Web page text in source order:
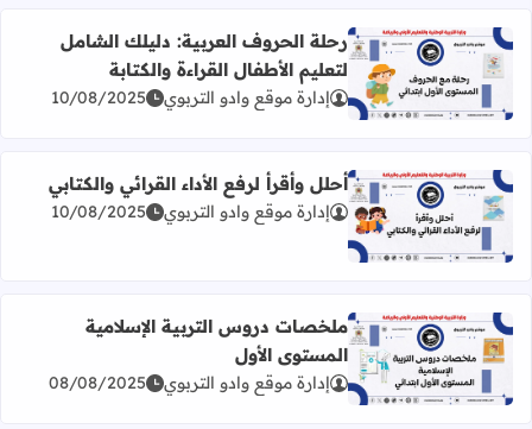
اقرأ المزيد عن رحلة الحروف العربية: دليلك الشامل لتعليم
رحلة الحروف العربية: دليلك الشامل
لتعليم الأطفال القراءة والكتابة
إدارة موقع وادو التربوي 10/08/2025
اقرأ المزيد عن أحلل وأقرأ لرفع الأداء القرائي والكتابي
أحلل وأقرأ لرفع الأداء القرائي والكتابي
إدارة موقع وادو التربوي 10/08/2025
اقرأ المزيد عن ملخصات دروس التربية الإسلامية المستوى
ملخصات دروس التربية الإسلامية
المستوى الأول
إدارة موقع وادو التربوي 08/08/2025